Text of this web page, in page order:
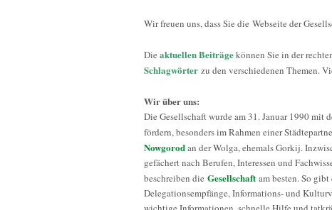
Wir freuen uns, dass Sie die Webseite der
Die aktuellen Beiträgekönnen Sie in der
Schlagwörter zu den verschiedenen Themen.
Wir über uns:
Die Gesellschaft wurde am 31. Januar 1990
fördern, besonders im Rahmen einer
Nowgorodan der Wolga, ehemals Gorkij.
gefächert nach Berufen, Interessen und
beschreiben die Gesellschaft am besten. So
Delegationsempfänge, Informations- und